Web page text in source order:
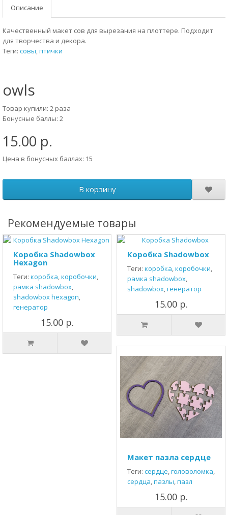
Описание
Качественный макет сов для вырезания на плоттере. Подходит
для творчества и декора.
Теги: совы,птички
owls
Товар купили: 2 раза
Бонусные баллы: 2
15.00 р.
Цена в бонусных баллах: 15
В корзину
Рекомендуемые товары
Коробка Shadowbox
Hexagon
Теги: коробка,коробочки,
рамка shadowbox,
shadowbox hexagon,
генератор
15.00 р.
Коробка Shadowbox
Теги: коробка,коробочки,
рамка shadowbox,
shadowbox,генератор
15.00 р.
Макет пазла сердце
Теги: сердце,головоломка,
сердца,пазлы,пазл
15.00 р.